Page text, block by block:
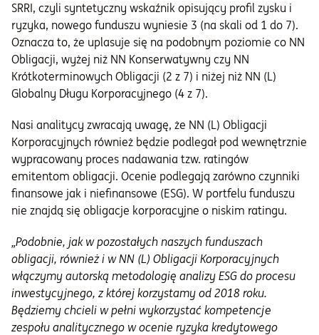
SRRI, czyli syntetyczny wskaźnik opisujący profil zysku i
ryzyka, nowego funduszu wyniesie 3 (na skali od 1 do 7).
Oznacza to, że uplasuje się na podobnym poziomie co NN
Obligacji, wyżej niż NN Konserwatywny czy NN
Krótkoterminowych Obligacji (2 z 7) i niżej niż NN (L)
Globalny Długu Korporacyjnego (4 z 7).
Nasi analitycy zwracają uwagę, że NN (L) Obligacji
Korporacyjnych również będzie podlegał pod wewnętrznie
wypracowany proces nadawania tzw. ratingów
emitentom obligacji. Ocenie podlegają zarówno czynniki
finansowe jak i niefinansowe (ESG). W portfelu funduszu
nie znajdą się obligacje korporacyjne o niskim ratingu.
„Podobnie, jak w pozostałych naszych funduszach
obligacji, również i w NN (L) Obligacji Korporacyjnych
włączymy autorską metodologię analizy ESG do procesu
inwestycyjnego, z której korzystamy od 2018 roku.
Będziemy chcieli w pełni wykorzystać kompetencje
zespołu analitycznego w ocenie ryzyka kredytowego